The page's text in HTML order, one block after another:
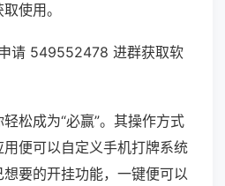
使用。
请 549552478 进群获取软
松成为“必赢”。其操作方式
便可以自定义手机打牌系统
要的开挂功能，一键便可以